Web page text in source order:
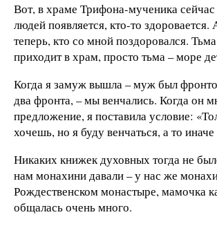
Вот, в храме Трифона-мученика
людей появляется, кто-то здоровается.
теперь, кто со мной поздоровался.
приходит в храм, просто тьма – море
Когда я замуж вышла – муж был
два фронта, – мы венчались. Когда он
предложение, я поставила условие:
хочешь, но я буду венчаться, а то
Никаких книжек духовных тогда не
нам монахини давали – у нас же
Рождественском монастыре, мамочка
общалась очень много.